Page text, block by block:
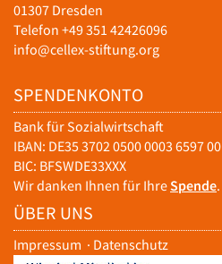
01307 Dresden
Telefon +49 351 42426096
info@cellex-stiftung.org
SPENDENKONTO
Bank für Sozialwirtschaft
IBAN: DE35 3702 0500 0003 6597 00
BIC: BFSWDE33XXX
Wir danken Ihnen für IhreSpende.
ÜBER UNS
Impressum · Datenschutz